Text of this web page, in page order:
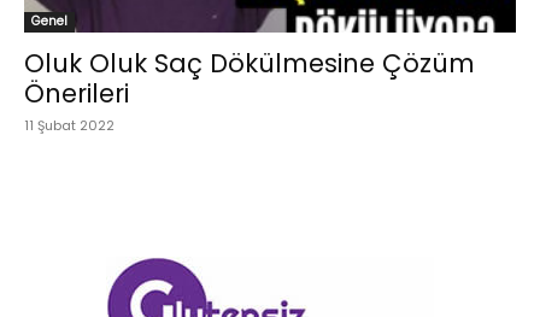
Genel
Oluk Oluk Saç Dökülmesine Çözüm
Önerileri
11 Şubat 2022